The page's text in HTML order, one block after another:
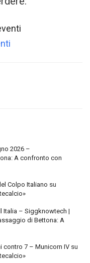
2026 –
A confronto con
Colpo Italiano su
Italia – Siggknowtech |
di Bettona: A
contro 7 – Municorn IV su